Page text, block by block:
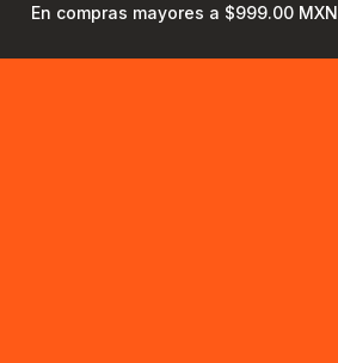
En compras mayores a $999.00 MXN